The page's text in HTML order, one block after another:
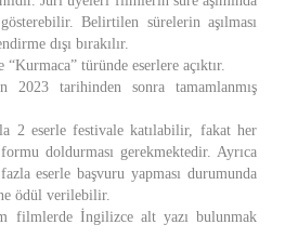
Belirtilen sürelerin aşılması
dışı bırakılır.
türünde eserlere açıktır.
2023 tarihinden sonra tamamlanmış
2 eserle festivale katılabilir, fakat her
doldurması gerekmektedir. Ayrıca
eserle başvuru yapması durumunda
ödül verilebilir.
filmlerde İngilizce alt yazı bulunmak